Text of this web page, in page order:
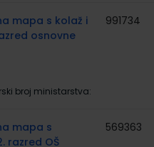
mapa s kolaž i
osnovne
broj ministarstva:
991734
mapa s
razred OŠ
569363